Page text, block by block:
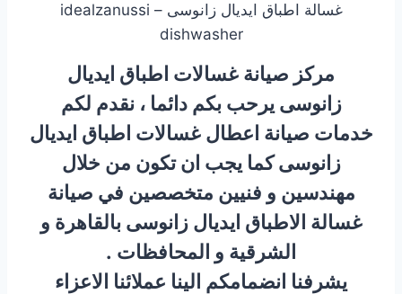
غسالة اطباق ايديال زانوسى – idealzanussi
dishwasher
مركز صيانة غسالات اطباق ايديال
زانوسى يرحب بكم دائما ، نقدم لكم
خدمات صيانة اعطال غسالات اطباق ايديال
زانوسى كما يجب ان تكون من خلال
مهندسين و فنيين متخصصين في صيانة
غسالة الاطباق ايديال زانوسى بالقاهرة و
الشرقية و المحافظات .
يشرفنا انضمامكم الينا عملائنا الاعزاء